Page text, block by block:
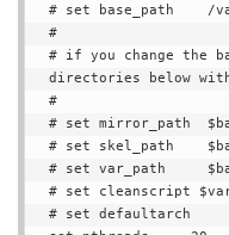
# set base_path    /
#
# if you change the
directories below
#
# set mirror_path
# set skel_path
# set var_path
# set cleanscript
# set defaultarch